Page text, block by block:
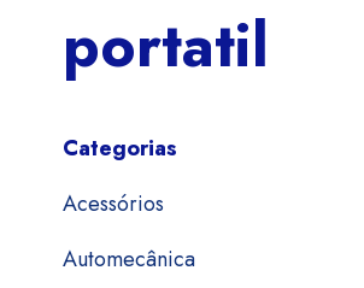
portatil
Categorias
Acessórios
Automecânica